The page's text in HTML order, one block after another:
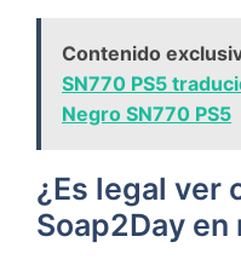
Contenido
SN770 PS5
Negro SN770 PS5
¿Es legal ver
Soap2Day en⁤